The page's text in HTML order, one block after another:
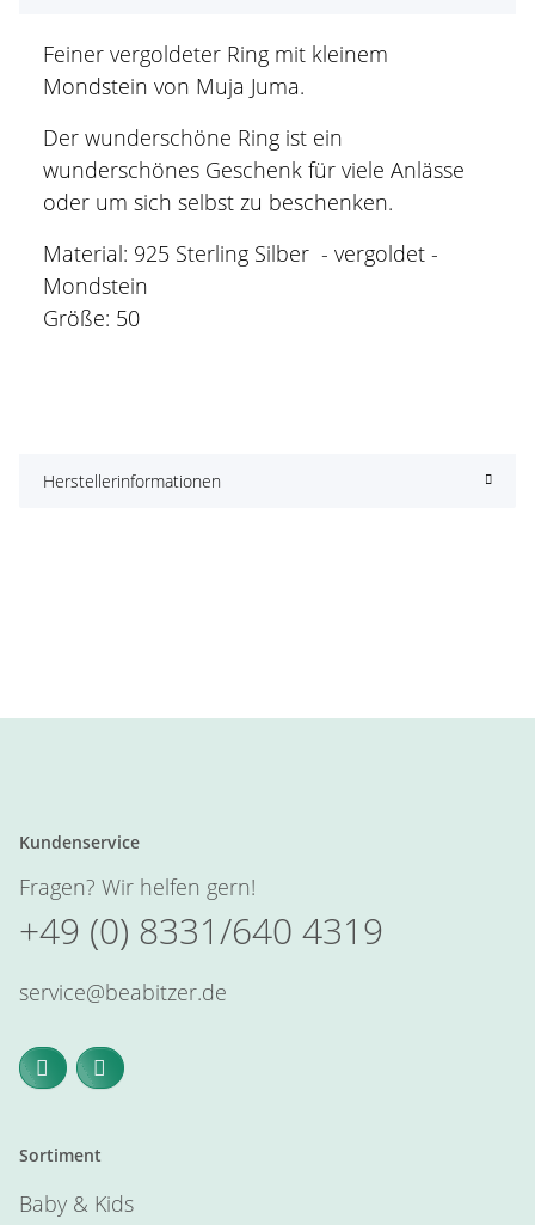
Feiner vergoldeter Ring mit kleinem
Mondstein von Muja Juma.
Der wunderschöne Ring ist ein
wunderschönes Geschenk für viele Anlässe
oder um sich selbst zu beschenken.
Material: 925 Sterling Silber - vergoldet -
Mondstein
Größe: 50
Herstellerinformationen
Kundenservice
Fragen? Wir helfen gern!
+49 (0) 8331/640 4319
service@beabitzer.de
Sortiment
Baby & Kids